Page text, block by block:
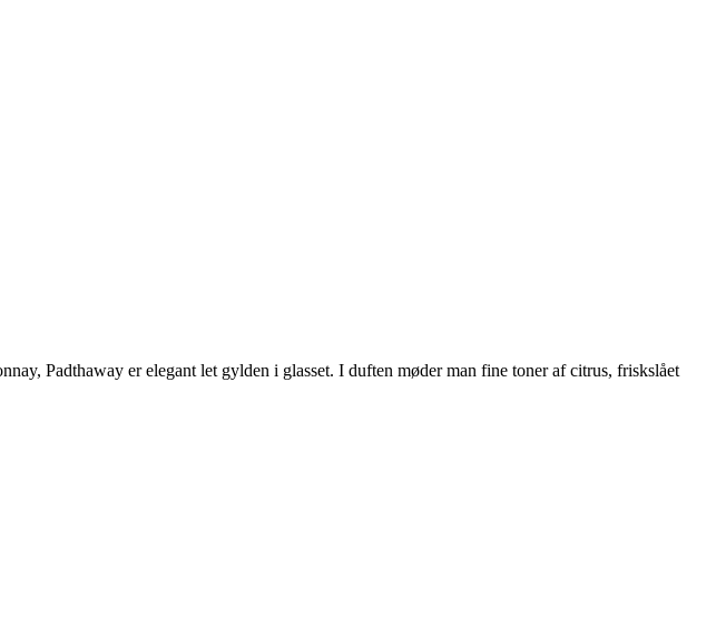
Padthaway er elegant let gylden i glasset. I duften møder man fine toner af citrus, friskslået